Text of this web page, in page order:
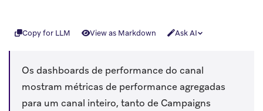
Copy for LLM View as Markdown Ask AI
Os dashboards de performance do canal
mostram métricas de performance agregadas
para um canal inteiro, tanto de Campaigns